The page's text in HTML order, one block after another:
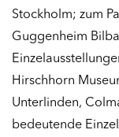
Stockholm; zum
Guggenheim
Hirschhorn
Unterlinden,
bedeutende